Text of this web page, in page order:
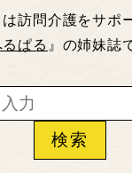
は訪問介護をサポ
るぱる 』の姉妹誌